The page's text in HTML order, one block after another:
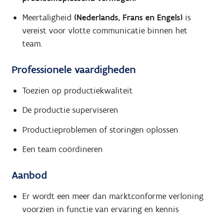
Meertaligheid (Nederlands, Frans en Engels)is
vereist voor vlotte communicatie binnen het
team.
Professionele vaardigheden
Toezien op productiekwaliteit
De productie superviseren
Productieproblemen of storingen oplossen
Een team coördineren
Aanbod
Er wordt een meer dan marktconforme verloning
voorzien in functie van ervaring en kennis